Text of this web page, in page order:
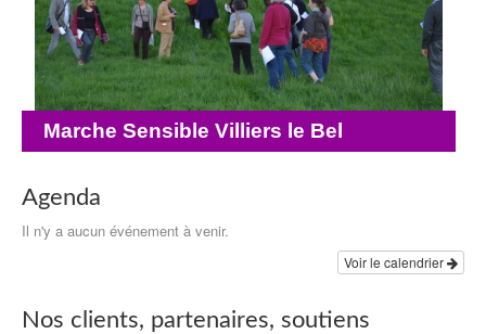
Marche Sensible Villiers le Bel
Agenda
Il n'y a aucun événement à venir.
Voir le calendrier
Nos clients, partenaires, soutiens